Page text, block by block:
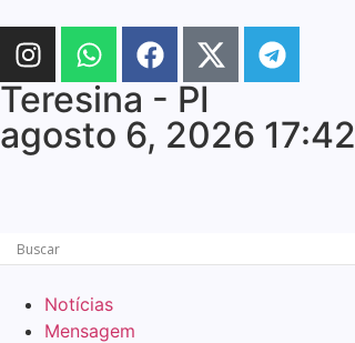
Teresina - PI
agosto 6, 2026 17:42
Notícias
Mensagem